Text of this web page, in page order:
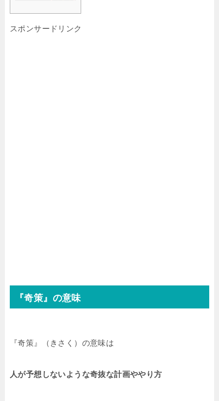
スポンサードリンク
『奇策』の意味
『奇策』（きさく）の意味は
人が予想しないような奇抜な計画ややり方